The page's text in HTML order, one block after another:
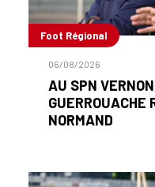
Foot Régional
06/08/2026
AU SPN
GUERROUACHE
NORMAND